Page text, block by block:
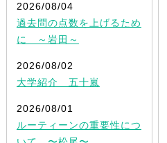
2026/08/04
過去問の点数を上げるため
に ～岩田～
2026/08/02
大学紹介 五十嵐
2026/08/01
ルーティーンの重要性につ